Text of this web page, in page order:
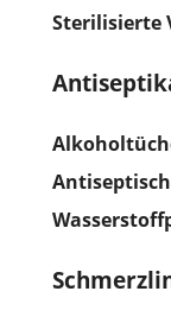
Sterilisierte